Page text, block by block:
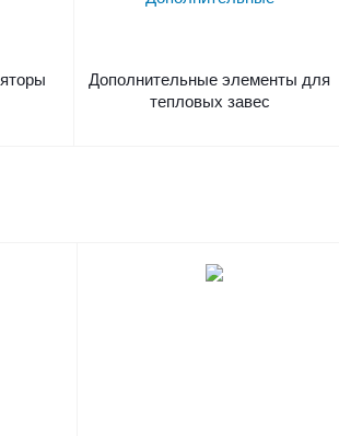
Дополнительные элементы для
тепловых завес